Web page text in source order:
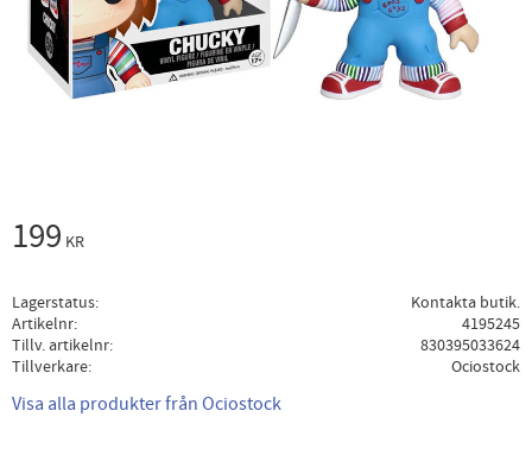
199 KR
Lagerstatus
Kontakta butik.
Artikelnr
4195245
Tillv. artikelnr
830395033624
Tillverkare
Ociostock
Visa alla produkter från Ociostock